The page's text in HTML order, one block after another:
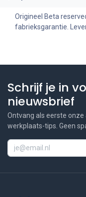
Origineel Beta
fabrieksgarantie.
Schrijf je in
nieuwsbrief
Ontvang als eerste
werkplaats-tips. Geen